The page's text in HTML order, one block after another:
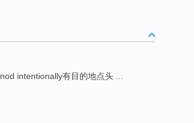
nod intentionally有目的地点头 ...